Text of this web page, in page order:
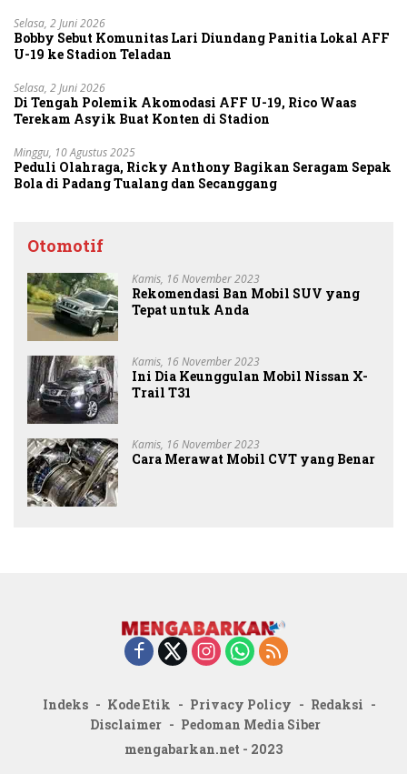
Selasa, 2 Juni 2026
Bobby Sebut Komunitas Lari Diundang Panitia Lokal AFF
U-19 ke Stadion Teladan
Selasa, 2 Juni 2026
Di Tengah Polemik Akomodasi AFF U-19, Rico Waas
Terekam Asyik Buat Konten di Stadion
Minggu, 10 Agustus 2025
Peduli Olahraga, Ricky Anthony Bagikan Seragam Sepak
Bola di Padang Tualang dan Secanggang
Otomotif
Kamis, 16 November 2023
Rekomendasi Ban Mobil SUV yang
Tepat untuk Anda
Kamis, 16 November 2023
Ini Dia Keunggulan Mobil Nissan X-
Trail T31
Kamis, 16 November 2023
Cara Merawat Mobil CVT yang Benar
Indeks Kode Etik Privacy Policy
Redaksi
Disclaimer
Pedoman Media Siber
mengabarkan.net - 2023